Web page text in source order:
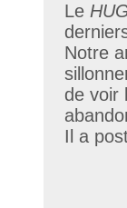
Le
Notre
de voir
Il a